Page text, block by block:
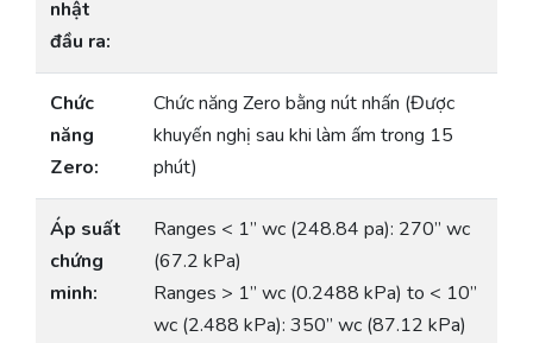
nhật
đầu ra:
Chức
năng
Zero:
Chức năng Zero bằng nút nhấn (Được
khuyến nghị sau khi làm ấm trong 15
phút)
Áp suất
chứng
minh:
Ranges < 1” wc (248.84 pa): 270” wc
(67.2 kPa)
Ranges > 1” wc (0.2488 kPa) to < 10”
wc (2.488 kPa): 350” wc (87.12 kPa)